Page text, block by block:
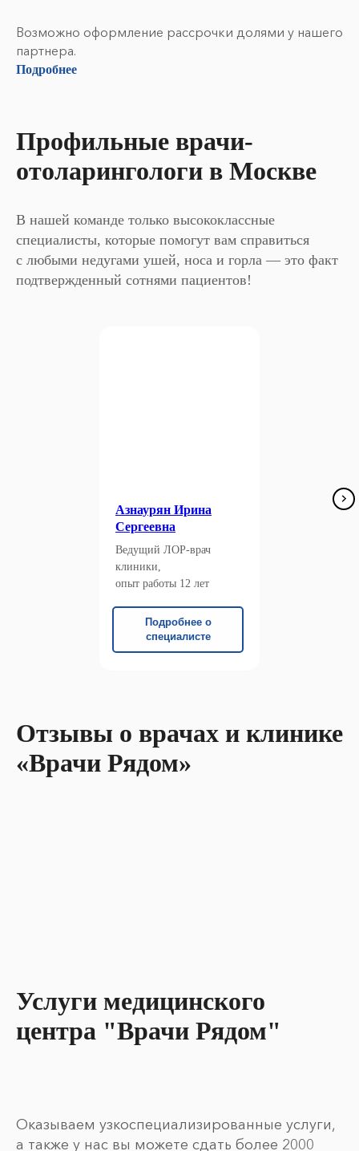
Возможно оформление рассрочки долями у нашего
партнера.
Подробнее
Профильные врачи-
отоларингологи в Москве
В нашей команде только высококлассные
специалисты, которые помогут вам справиться
с любыми недугами ушей, носа и горла — это факт
подтвержденный сотнями пациентов!
Азнаурян Ирина
Сергеевна
Ведущий ЛОР-врач
клиники,
опыт работы 12 лет
Подробнее о
специалисте
Отзывы о врачах и клинике
«Врачи Рядом»
Услуги медицинского
центра "Врачи Рядом"
Оказываем узкоспециализированные услуги,
а также у нас вы можете сдать более 2000